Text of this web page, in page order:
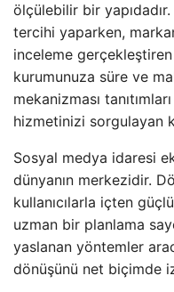
ölçülebilir bir yapıdadır.
tercihi yaparken,
inceleme
kurumunuza süre ve
mekanizması
hizmetinizi sorgulayan
Sosyal medya idaresi
dünyanın merkezidir.
kullanıcılarla içten
uzman bir planlama
yaslanan yöntemler
dönüşünü net biçimde